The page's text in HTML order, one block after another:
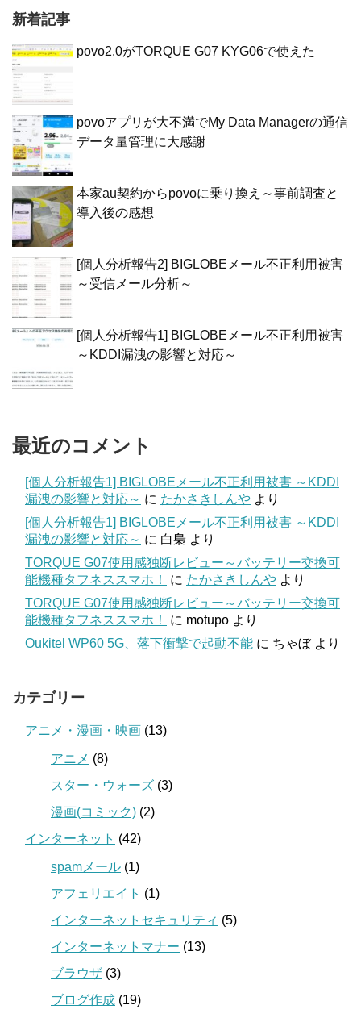
新着記事
povo2.0がTORQUE G07 KYG06で使えた
povoアプリが大不満でMy Data Managerの通信
データ量管理に大感謝
本家au契約からpovoに乗り換え～事前調査と
導入後の感想
[個人分析報告2] BIGLOBEメール不正利用被害
～受信メール分析～
[個人分析報告1] BIGLOBEメール不正利用被害
～KDDI漏洩の影響と対応～
最近のコメント
[個人分析報告1] BIGLOBEメール不正利用被害 ～KDDI
漏洩の影響と対応～ に たかさきしんや より
[個人分析報告1] BIGLOBEメール不正利用被害 ～KDDI
漏洩の影響と対応～ に 白梟 より
TORQUE G07使用感独断レビュー～バッテリー交換可
能機種タフネススマホ！
に たかさきしんや より
TORQUE G07使用感独断レビュー～バッテリー交換可
能機種タフネススマホ！
に motupo より
Oukitel WP60 5G、落下衝撃で起動不能 に ちゃぼより
カテゴリー
アニメ・漫画・映画 (13)
アニメ (8)
スター・ウォーズ (3)
漫画(コミック) (2)
インターネット (42)
spamメール (1)
アフェリエイト (1)
インターネットセキュリティ (5)
インターネットマナー (13)
ブラウザ (3)
ブログ作成 (19)